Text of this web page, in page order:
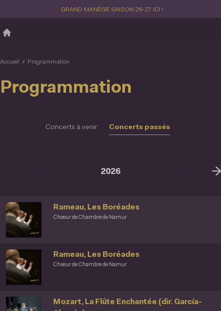
principal
GRAND MANÈGE SAISON 26-27 ICI !
Accueil Programmation
Programmation
Concerts à venir Concerts passés
2026
Chœur de Chambre de Namur
Rameau, Les Boréades
Chœur de Chambre de Namur
Rameau, Les Boréades
Mozart, La Flûte Enchantée (dir. García-